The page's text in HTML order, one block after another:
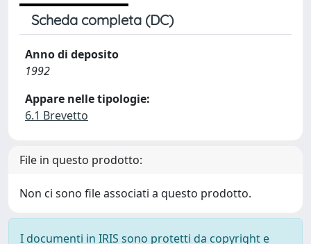
Scheda completa (DC)
Anno di deposito
1992
Appare nelle tipologie:
6.1 Brevetto
File in questo prodotto:
Non ci sono file associati a questo prodotto.
I documenti in IRIS sono protetti da copyright e